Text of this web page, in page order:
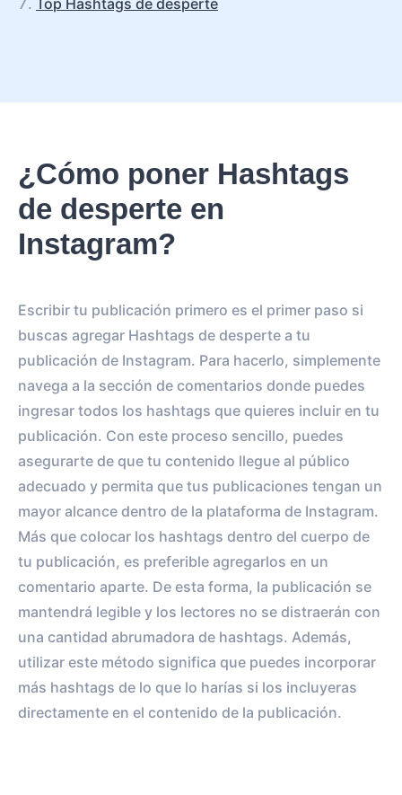
Top Hashtags de desperte
¿Cómo poner Hashtags
de desperte en
Instagram?
Escribir tu publicación primero es el primer paso si
buscas agregar Hashtags de desperte a tu
publicación de Instagram. Para hacerlo, simplemente
navega a la sección de comentarios donde puedes
ingresar todos los hashtags que quieres incluir en tu
publicación. Con este proceso sencillo, puedes
asegurarte de que tu contenido llegue al público
adecuado y permita que tus publicaciones tengan un
mayor alcance dentro de la plataforma de Instagram.
Más que colocar los hashtags dentro del cuerpo de
tu publicación, es preferible agregarlos en un
comentario aparte. De esta forma, la publicación se
mantendrá legible y los lectores no se distraerán con
una cantidad abrumadora de hashtags. Además,
utilizar este método significa que puedes incorporar
más hashtags de lo que lo harías si los incluyeras
directamente en el contenido de la publicación.